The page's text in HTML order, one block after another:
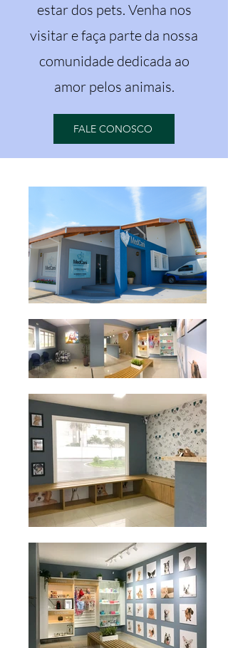
estar dos pets. Venha nos
visitar e faça parte da nossa
comunidade dedicada ao
amor pelos animais.
FALE CONOSCO